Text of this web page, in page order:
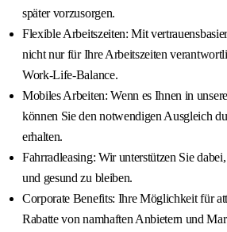
später vorzusorgen.
Flexible Arbeitszeiten: Mit
nicht nur für Ihre Arbeitszeiten
Work-Life-Balance.
Mobiles Arbeiten: Wenn es Ihnen in
können Sie den notwendigen Ausgleich
erhalten.
Fahrradleasing: Wir unterstützen Sie
und gesund zu bleiben.
Corporate Benefits: Ihre Möglichkeit für
Rabatte von namhaften Anbietern und